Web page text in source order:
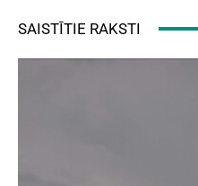
SAISTĪTIE RAKSTI